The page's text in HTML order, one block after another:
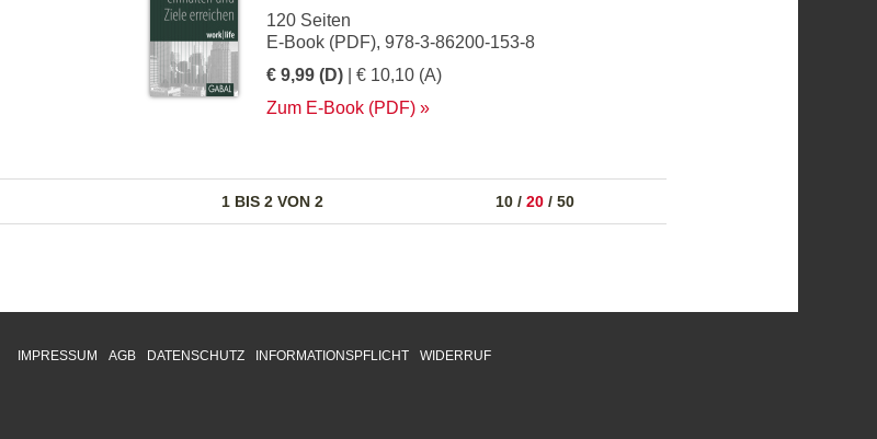
120 Seiten
E-Book (PDF), 978-3-86200-153-8
€ 9,99 (D) | € 10,10 (A)
Zum E-Book (PDF)
1 BIS 2 VON 2 10 / 20 / 50
IMPRESSUM AGB DATENSCHUTZ INFORMATIONSPFLICHT WIDERRUF